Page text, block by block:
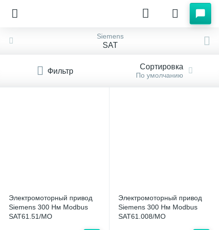
Siemens
SAT
Фильтр Сортировка
По умолчанию
Электромоторный привод
Siemens 300 Нм Modbus
SAT61.51/MO
Электромоторный привод
Siemens 300 Нм Modbus
SAT61.008/MO